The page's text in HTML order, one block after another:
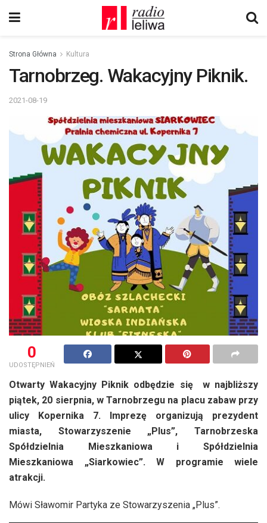
Strona Główna Kultura
Tarnobrzeg. Wakacyjny Piknik.
2021-08-19
0
UDOSTĘPNIEŃ
Otwarty Wakacyjny Piknik odbędzie się w najbliższy
piątek, 20 sierpnia, w Tarnobrzegu na placu zabaw przy
ulicy Kopernika 7. Imprezę organizują prezydent
miasta, Stowarzyszenie „Plus”, Tarnobrzeska
Spółdzielnia Mieszkaniowa i Spółdzielnia
Mieszkaniowa „Siarkowiec”. W programie wiele
atrakcji.
Mówi Sławomir Partyka ze Stowarzyszenia „Plus”.